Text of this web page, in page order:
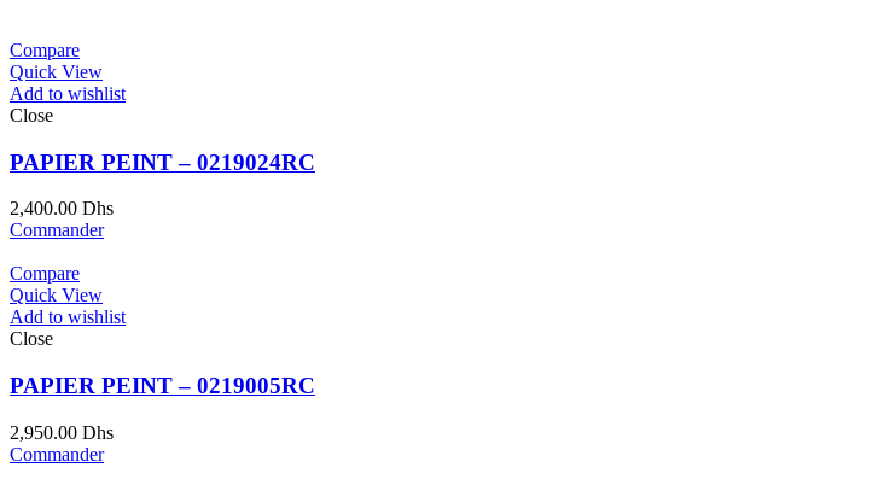
Compare
Quick View
Add to wishlist
Close
PAPIER PEINT – 0219024RC
2,400.00 Dhs
Commander
Compare
Quick View
Add to wishlist
Close
PAPIER PEINT – 0219005RC
2,950.00 Dhs
Commander